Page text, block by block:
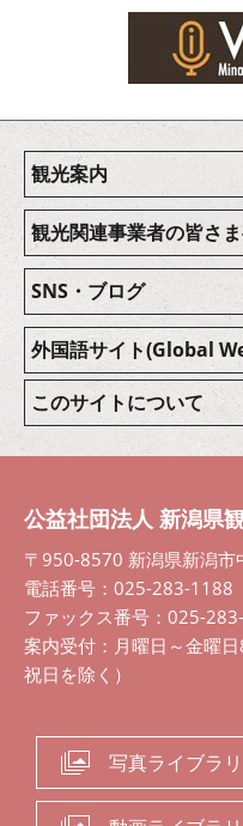
観光案内
観光関連事業者の皆さ
SNS・ブログ
外国語サイト(Global
このサイトについて
公益社団法人 新潟県
〒950-8570 新潟県新潟市
電話番号：025-283-1188
ファックス番号：025-
案内受付：月曜日～金曜
祝日を除く）
写真ライブラ